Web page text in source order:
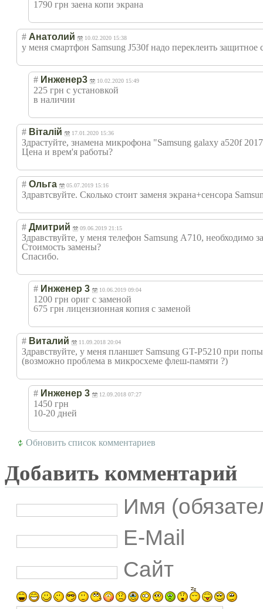
1790 грн заена копи экрана
# Анатолий 10.02.2020 15:38
у меня смартфон Samsung J530f надо переклеить защитное
# Инженер3 10.02.2020 15:49
225 грн с установкой
в наличии
# Віталій 17.01.2020 15:36
Здрастуйте, знамена микрофона "Samsung galaxy a520f 2017
Цена и врем'я работы?
# Ольга 05.07.2019 15:16
Здравтсвуйте. Сколько стоит заменя экрана+сенсора
# Дмитрий 09.06.2019 21:15
Здравствуйте, у меня телефон Samsung А710, необходимо
Стоимость замены?
Спасибо.
# Инженер 3 10.06.2019 09:04
1200 грн ориг с заменой
675 грн лицензионная копия с заменой
# Виталий 11.09.2018 20:04
Здравствуйте, у меня планшет Samsung GT-P5210 при
(возможно проблема в микросхеме флеш-памяти ?)
# Инженер 3 12.09.2018 07:27
1450 грн
10-20 дней
Обновить список комментариев
Добавить комментарий
Имя
E-Mail
Сайт